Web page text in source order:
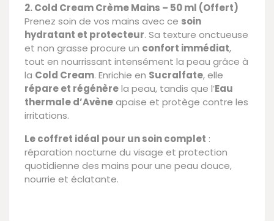
2. Cold Cream Crème Mains – 50 ml (Offert)
Prenez soin de vos mains avec ce soin
hydratant et protecteur. Sa texture onctueuse
et non grasse procure un confort immédiat,
tout en nourrissant intensément la peau grâce à
la Cold Cream. Enrichie en Sucralfate, elle
répare et régénèrela peau, tandis que l’Eau
thermale d’Avèneapaise et protège contre les
irritations.
Le coffret idéal pour un soin complet :
réparation nocturne du visage et protection
quotidienne des mains pour une peau douce,
nourrie et éclatante.